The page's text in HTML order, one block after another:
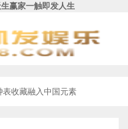
赢家一触即发人生
表收藏融入中国元素